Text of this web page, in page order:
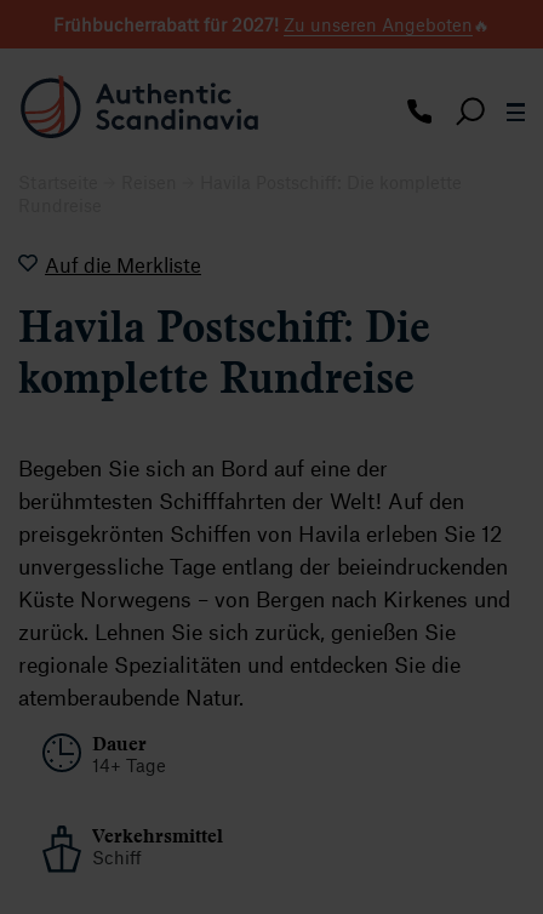
Frühbucherrabatt für 2027! Zu unseren Angeboten 🔥
Auf die Merkliste
Havila Postschiff: Die
komplette Rundreise
Begeben Sie sich an Bord auf eine der
berühmtesten Schifffahrten der Welt! Auf den
preisgekrönten Schiffen von Havila erleben Sie 12
unvergessliche Tage entlang der beieindruckenden
Küste Norwegens – von Bergen nach Kirkenes und
zurück. Lehnen Sie sich zurück, genießen Sie
regionale Spezialitäten und entdecken Sie die
atemberaubende Natur.
Dauer
14+ Tage
Verkehrsmittel
Schiff